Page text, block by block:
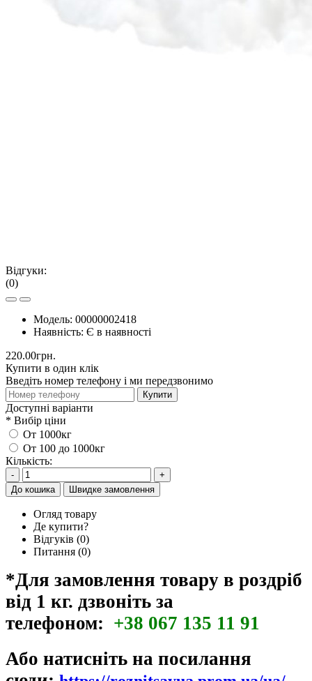
Відгуки:
(0)
Модель: 00000002418
Наявність: Є в наявності
220.00грн.
Купити в один клік
Введіть номер телефону і ми передзвонимо
Купити
Доступні варіанти
* Вибір ціни
От 1000кг
От 100 до 1000кг
Кількість:
-
+
До кошика
Швидке замовлення
Огляд товару
Де купити?
Відгуків (0)
Питання (0)
*Для замовлення товару в роздріб
від 1 кг. дзвоніть за
телефоном: +38 067 135 11 91
Або натисніть на посилання